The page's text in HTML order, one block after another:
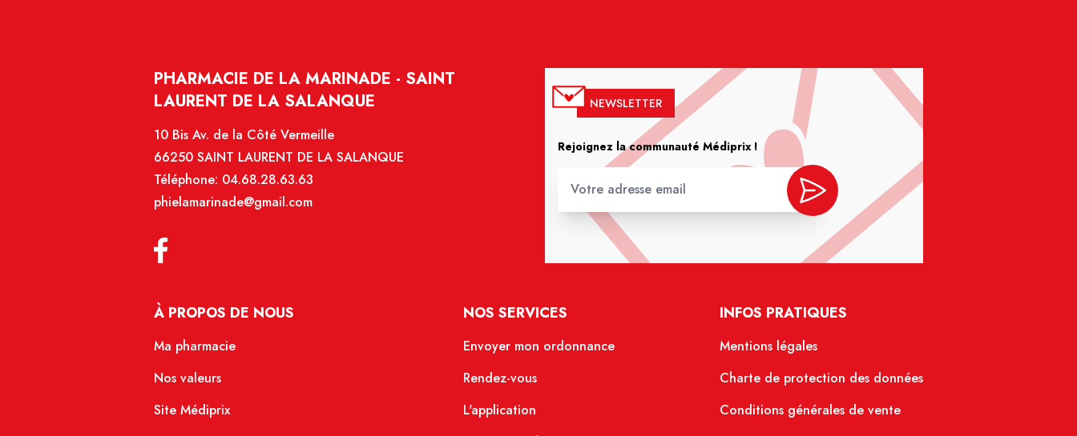
PHARMACIE DE LA MARINADE - SAINT
LAURENT DE LA SALANQUE
10 Bis Av. de la Côté Vermeille
66250 SAINT LAURENT DE LA SALANQUE
Téléphone: 04.68.28.63.63
phielamarinade@gmail.com
NEWSLETTER
Rejoignez la communauté Médiprix !
À PROPOS DE NOUS
Ma pharmacie
Nos valeurs
Site Médiprix
NOS SERVICES
Envoyer mon ordonnance
Rendez-vous
L'application
INFOS PRATIQUES
Mentions légales
Charte de protection des données
Conditions générales de vente